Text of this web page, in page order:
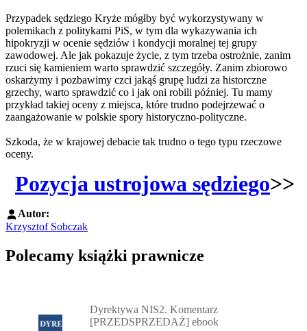
Przypadek sędziego Kryże mógłby być wykorzystywany w
polemikach z politykami PiS, w tym dla wykazywania ich
hipokryzji w ocenie sędziów i kondycji moralnej tej grupy
zawodowej. Ale jak pokazuje życie, z tym trzeba ostrożnie, zanim
rzuci się kamieniem warto sprawdzić szczegóły. Zanim zbiorowo
oskarżymy i pozbawimy czci jakąś grupę ludzi za historczne
grzechy, warto sprawdzić co i jak oni robili później. Tu mamy
przykład takiej oceny z miejsca, które trudno podejrzewać o
zaangażowanie w polskie spory historyczno-polityczne.
Szkoda, że w krajowej debacie tak trudno o tego typu rzeczowe
oceny.
Pozycja ustrojowa sędziego>>
Autor:
Krzysztof Sobczak
Polecamy książki prawnicze
Dyrektywa NIS2. Komentarz
[PRZEDSPRZEDAŻ] ebook